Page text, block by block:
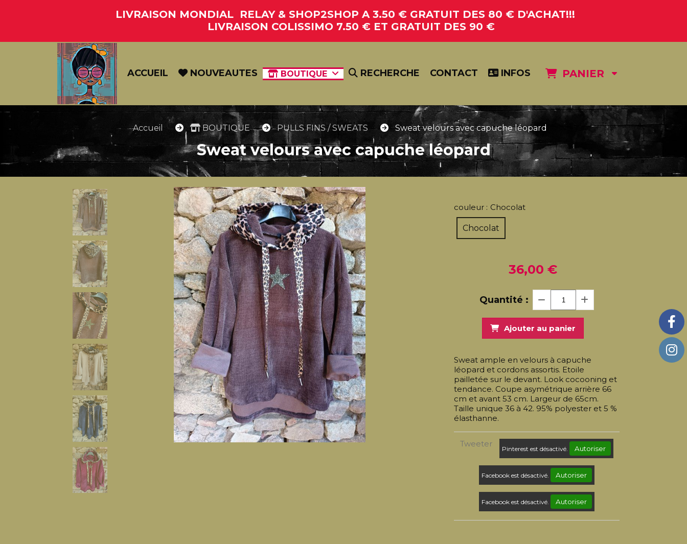
LIVRAISON MONDIAL RELAY & SHOP2SHOP A 3.50 € GRATUIT DES 80 € D'ACHAT!!!
LIVRAISON COLISSIMO 7.50 € ET GRATUIT DES 90 €
ACCUEIL NOUVEAUTES BOUTIQUE RECHERCHE CONTACT INFOS PANIER
Accueil BOUTIQUE PULLS FINS / SWEATS Sweat velours avec capuche léopard
Sweat velours avec capuche léopard
couleur : Chocolat
Chocolat
36,00 €
Quantité :
Ajouter au panier
Sweat ample en velours à capuche
léopard et cordons assortis. Etoile
pailletée sur le devant. Look cocooning et
tendance. Coupe asymétrique arrière 66
cm et avant 53 cm. Largeur de 65cm.
Taille unique 36 à 42. 95% polyester et 5 %
élasthanne.
Tweeter
Pinterest est désactivé. Autoriser
Facebook est désactivé. Autoriser
Facebook est désactivé. Autoriser